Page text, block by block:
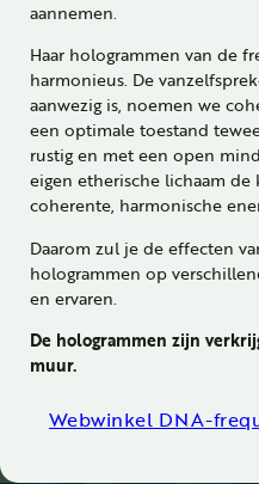
aannemen.
Haar hologrammen van de
harmonieus. De
aanwezig is, noemen we
een optimale toestand
rustig en met een open
eigen etherische lichaam de
coherente, harmonische
Daarom zul je de effecten
hologrammen op
en ervaren.
De hologrammen zijn
muur.
Webwinkel DNA-